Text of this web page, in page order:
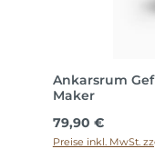
Ankarsrum
Maker
Regulärer Preis:
79,90 €
Preise inkl. MwSt.